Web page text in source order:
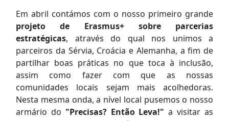
Em abril contámos com o nosso primeiro grande
projeto de Erasmus+ sobre parcerias
estratégicas, através do qual nos unimos a
parceiros da Sérvia, Croácia e Alemanha, a fim de
partilhar boas práticas no que toca à inclusão,
assim como fazer com que as nossas
comunidades locais sejam mais acolhedoras.
Nesta mesma onda, a nível local pusemos o nosso
armário do "Precisas? Então Leva!"a visitar as